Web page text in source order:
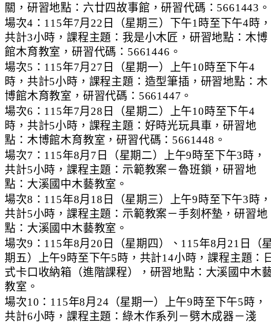
關，研習地點：六廿四故事館，研習代碼：5661443。
場次4：115年7月22日（星期三）下午1時至下午4時，
共計3小時，課程主題：我是小木匠，研習地點：木博
館木育教室，研習代碼：5661446。
場次5：115年7月27日（星期一）上午10時至下午4
時，共計5小時，課程主題：造型筆插，研習地點：木
博館木育教室，研習代碼：5661447。
場次6：115年7月28日（星期二）上午10時至下午4
時，共計5小時，課程主題：好時光玩具車，研習地
點：木博館木育教室，研習代碼：5661448。
場次7：115年8月7日（星期二）上午9時至下午3時，
共計5小時，課程主題：示範教案－魯班鎖，研習地
點：大溪國中木藝教室。
場次8：115年8月18日（星期三）上午9時至下午3時，
共計5小時，課程主題：示範教案－手刻杯墊，研習地
點：大溪國中木藝教室。
場次9：115年8月20日（星期四）、115年8月21日（星
期五）上午9時至下午5時，共計14小時，課程主題：日
式卡口收納箱（進階課程），研習地點：大溪國中木
教室。
場次10：115年8月24（星期一）上午9時至下午5時，
共計6小時，課程主題：綠木作系列－劈木成器－淺
spreadsheets/d/1WkcltOj__1dGg1a2NGee3azYkb5UQdXp_NsM08xLLVI/
spreadsheets/d/1KbviNEDZ3uh2iKruKgqCAoIC-
edit?
mail.rhps.tyc.edu.tw/academic/